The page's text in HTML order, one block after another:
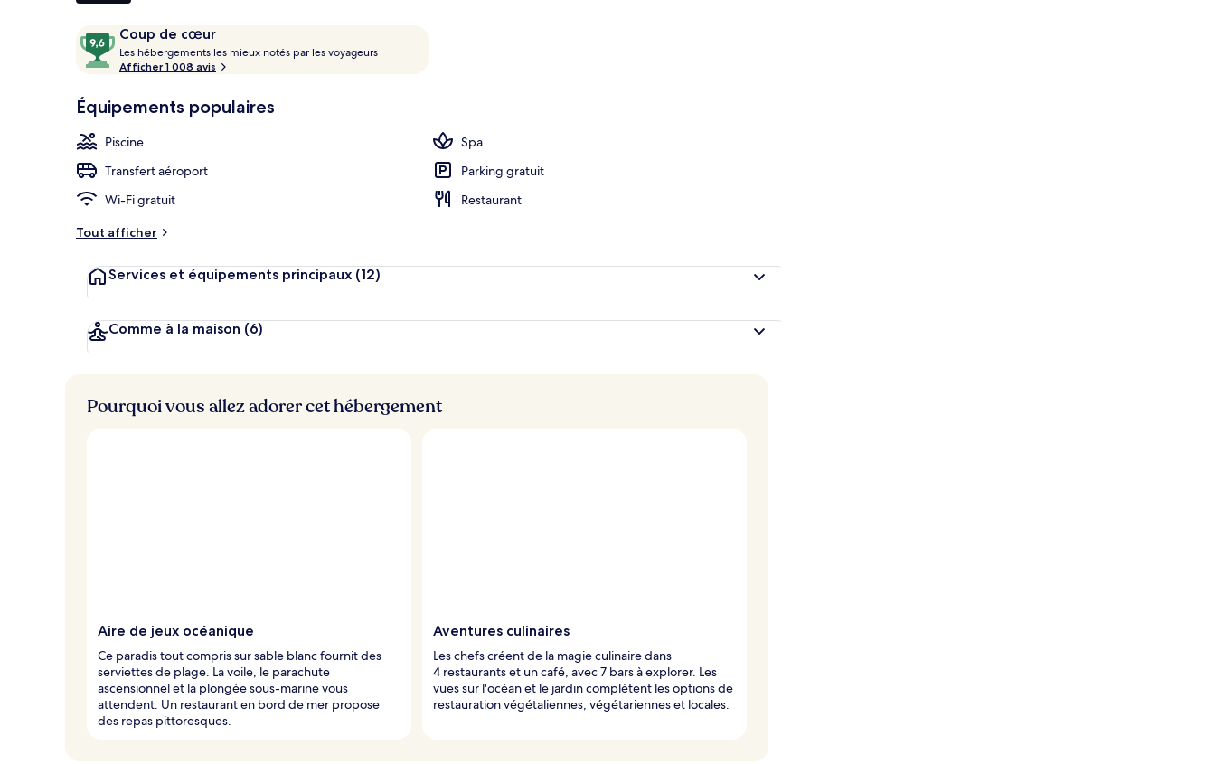
Avis
voyageurs
Coup de cœur
9,6
sur
10,
de
Les hébergements les mieux notés par les voyageurs
n
i
Afficher 1 008 avis
Équipements populaires
Piscine
Spa
Transfert aéroport
Parking gratuit
Wi-Fi gratuit
Restaurant
Tout afficher
Services et équipements principaux (12)
Comme à la maison (6)
Pourquoi vous allez adorer cet hébergement
Aire de jeux océanique
Ce paradis tout compris sur sable blanc fournit des
serviettes de plage. La voile, le parachute
ascensionnel et la plongée sous-marine vous
attendent. Un restaurant en bord de mer propose
des repas pittoresques.
Aventures culinaires
Les chefs créent de la magie culinaire dans
4 restaurants et un café, avec 7 bars à explorer. Les
vues sur l'océan et le jardin complètent les options de
restauration végétaliennes, végétariennes et locales.